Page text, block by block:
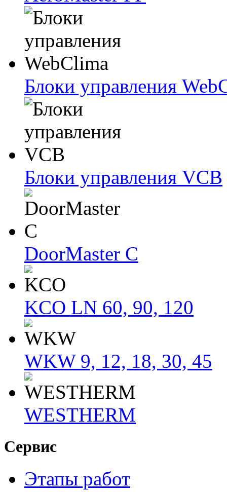
Блоки упрaвлeния
Блоки упрaвлeния VCB
DoorMaster C
KCO LN 60, 90, 120
WKW 9, 12, 18, 30, 45
WESTHERM
Сервис
Этапы работ